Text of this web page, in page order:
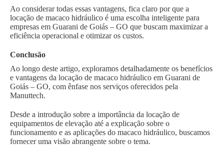
Ao considerar todas essas vantagens, fica claro por que a
locação de macaco hidráulico é uma escolha inteligente para
empresas em Guarani de Goiás – GO que buscam maximizar a
eficiência operacional e otimizar os custos.
Conclusão
Ao longo deste artigo, exploramos detalhadamente os benefícios
e vantagens da locação de macaco hidráulico em Guarani de
Goiás – GO, com ênfase nos serviços oferecidos pela
Manuttech.
Desde a introdução sobre a importância da locação de
equipamentos de elevação até a explicação sobre o
funcionamento e as aplicações do macaco hidráulico, buscamos
fornecer uma visão abrangente sobre o tema.